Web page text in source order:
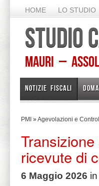
HOME LO STUDIO
STUDIO
Mauri –
NOTIZIE FISCALI
PMI »Agevolazioni e
ricevute di
6 Maggio 2026 in